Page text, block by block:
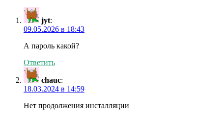
jyt:
09.05.2026 в 18:43
А пароль какой?
Ответить
chauc:
18.03.2024 в 14:59
Нет продолжения инсталляции